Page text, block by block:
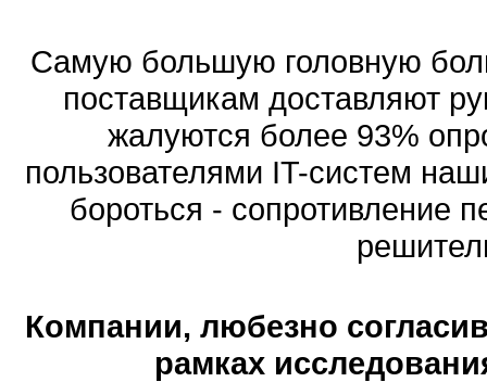
Самую большую головную
поставщикам доставляют
жалуются более 93%
пользователями IT-систем
бороться - сопротивление
Компании, любезно
рамках